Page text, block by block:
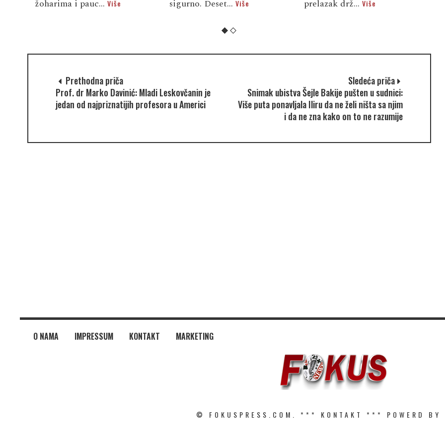
žoharima i pauc... Više
sigurno. Deset... Više
prelazak drž... Više
Prethodna priča
Prof. dr Marko Davinić: Mladi Leskovčanin je
jedan od najpriznatijih profesora u Americi
Sledeća priča
Snimak ubistva Šejle Bakije pušten u sudnici:
Više puta ponavljala Iliru da ne želi ništa sa njim
i da ne zna kako on to ne razumije
O NAMA IMPRESSUM KONTAKT MARKETING
© FOKUSPRESS.COM. *** KONTAKT *** POWERD BY